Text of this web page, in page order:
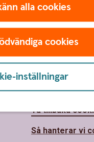
alla cookies
cookies
inställningar
Ta tillbaka
Så hanterar vi